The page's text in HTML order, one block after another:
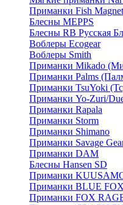
Приманки Fish Magnet
Блесны MEPPS
Блесны RB Русская
Воблеры Ecogear
Воблеры Smith
Приманки Mikado
Приманки Palms
Приманки TsuYoki
Приманки Yo-Zuri/
Приманки Rapala
Приманки Storm
Приманки Shimano
Приманки Savage
Приманки DAM
Блесны Hansen SD
Приманки
Приманки BLUE FOX
Приманки FOX